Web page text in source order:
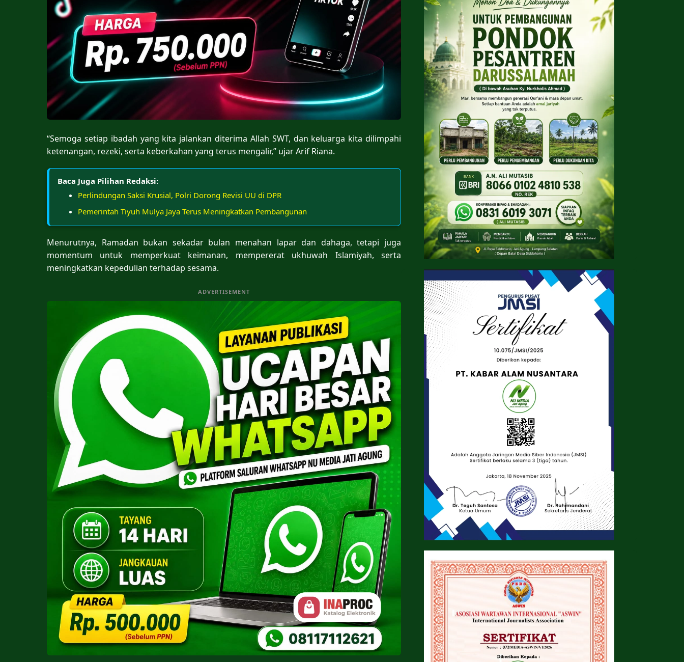
“Semoga setiap ibadah yang kita jalankan diterima Allah SWT, dan keluarga kita dilimpahi
ketenangan, rezeki, serta keberkahan yang terus mengalir,” ujar Arif Riana.
Baca Juga Pilihan Redaksi:
Perlindungan Saksi Krusial, Polri Dorong Revisi UU di DPR
Pemerintah Tiyuh Mulya Jaya Terus Meningkatkan Pembangunan
Menurutnya, Ramadan bukan sekadar bulan menahan lapar dan dahaga, tetapi juga
momentum untuk memperkuat keimanan, mempererat ukhuwah Islamiyah, serta
meningkatkan kepedulian terhadap sesama.
ADVERTISEMENT